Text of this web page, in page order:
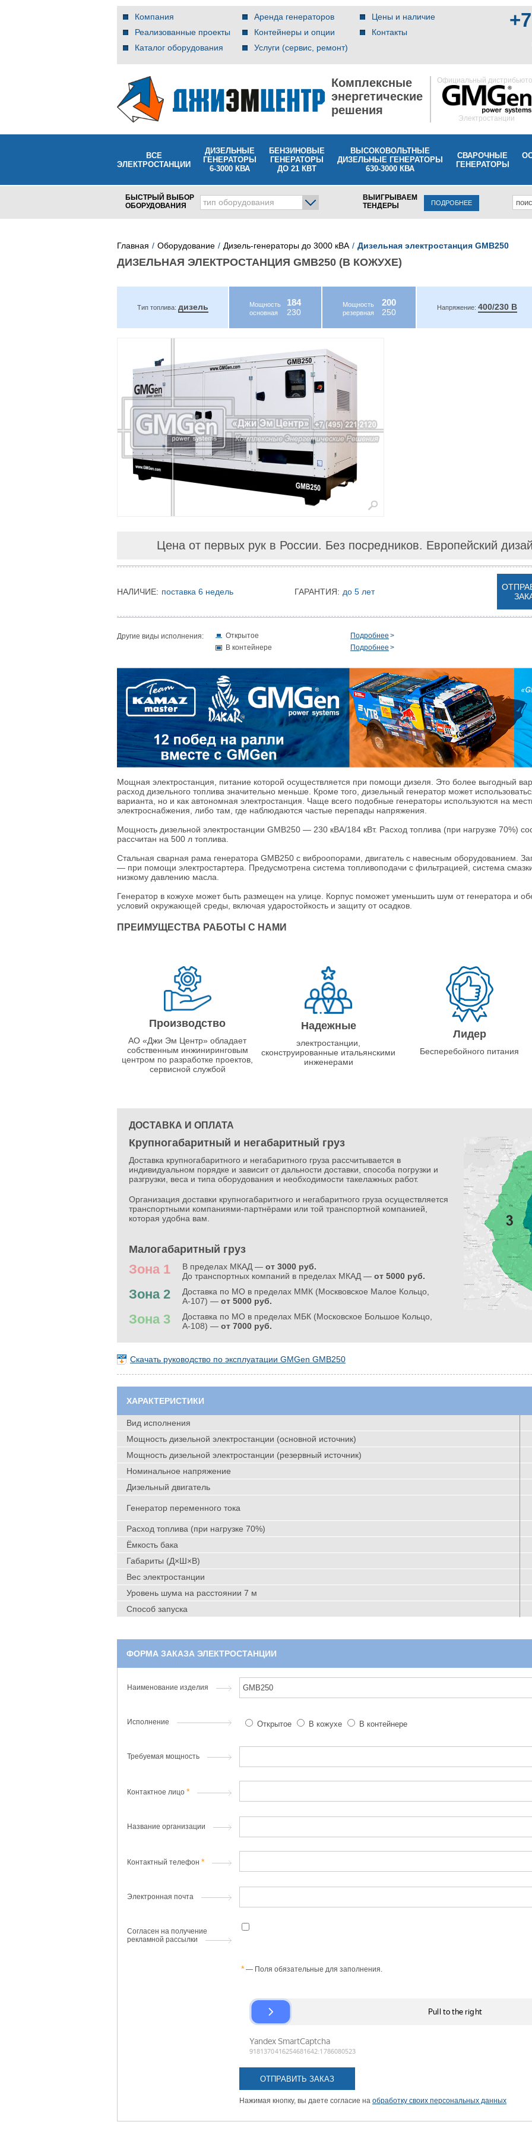
Компания
Реализованные проекты
Каталог оборудования
Аренда генераторов
Контейнеры и опции
Услуги (сервис, ремонт)
Цены и наличие
Контакты
Комплексные
энергетические
решения
Официальный
Электростанции
ВСЕ
ЭЛЕКТРОСТАНЦИИ
ДИЗЕЛЬНЫЕ
ГЕНЕРАТОРЫ
6-3000 КВА
БЕНЗИНОВЫЕ
ГЕНЕРАТОРЫ
ДО 21 КВТ
ВЫСОКОВОЛЬТНЫЕ
ДИЗЕЛЬНЫЕ ГЕНЕРАТОРЫ
630-3000 КВА
СВАРОЧНЫЕ
ГЕНЕРАТОРЫ
БЫСТРЫЙ ВЫБОР
ОБОРУДОВАНИЯ
тип оборудования
ВЫИГРЫВАЕМ
ТЕНДЕРЫ
ПОДРОБНЕЕ
Главная Оборудование Дизель-генераторы до 3000 кВА Дизельная электростанция GMB250
ДИЗЕЛЬНАЯ ЭЛЕКТРОСТАНЦИЯ GMB250 (В КОЖУХЕ)
Тип топлива: дизель
Мощность
основная
184
230
Мощность
резервная
200
250
Напряжение: 400/230 В
Цена от первых рук в России. Без посредников. Европейский
НАЛИЧИЕ: поставка 6 недель ГАРАНТИЯ: до 5 лет
Другие виды исполнения: Открытое
Подробнее
В контейнере
Подробнее
Мощная электростанция, питание которой осуществляется при помощи дизеля. Это более выгодный
расход дизельного топлива значительно меньше. Кроме того, дизельный генератор может
варианта, но и как автономная электростанция. Чаще всего подобные генераторы используются на
электроснабжения, либо там, где наблюдаются частые перепады напряжения.
Мощность дизельной электростанции GMB250 — 230 кВА/184 кВт. Расход топлива (при нагрузке 70%)
рассчитан на 500 л топлива.
Стальная сварная рама генератора GMB250 с виброопорами, двигатель с навесным оборудованием.
— при помощи электростартера. Предусмотрена система топливоподачи с фильтрацией, система
низкому давлению масла.
Генератор в кожухе может быть размещен на улице. Корпус поможет уменьшить шум от генератора и
условий окружающей среды, включая ударостойкость и защиту от осадков.
ПРЕИМУЩЕСТВА РАБОТЫ С НАМИ
Производство
АО «Джи Эм Центр» обладает
собственным инжиниринговым
центром по разработке проектов,
сервисной службой
Надежные
электростанции,
сконструированные итальянскими
инженерами
Лидер
Бесперебойного питания
ДОСТАВКА И ОПЛАТА
Крупногабаритный и негабаритный груз
Доставка крупногабаритного и негабаритного груза рассчитывается в
индивидуальном порядке и зависит от дальности доставки, способа погрузки и
разгрузки, веса и типа оборудования и необходимости такелажных работ.
Организация доставки крупногабаритного и негабаритного груза осуществляется
транспортными компаниями-партнёрами или той транспортной компанией,
которая удобна вам.
Малогабаритный груз
Зона 1 В пределах МКАД — от 3000 руб.
До транспортных компаний в пределах МКАД — от 5000 руб.
Зона 2
Доставка по МО в пределах ММК (Москвовское Малое Кольцо,
А-107) — от 5000 руб.
Зона 3
Доставка по МО в пределах МБК (Московское Большое Кольцо,
А-108) — от 7000 руб.
Скачать руководство по эксплуатации GMGen GMB250
ХАРАКТЕРИСТИКИ
Вид исполнения
Мощность дизельной электростанции (основной источник)
Мощность дизельной электростанции (резервный источник)
Номинальное напряжение
Дизельный двигатель
Генератор переменного тока
Расход топлива (при нагрузке 70%)
Ёмкость бака
Габариты (Д×Ш×В)
Вес электростанции
Уровень шума на расстоянии 7 м
Способ запуска
ФОРМА ЗАКАЗА ЭЛЕКТРОСТАНЦИИ
Наименование изделия
Исполнение Открытое В кожухе В контейнере
Требуемая мощность
Контактное лицо
Название организации
Контактный телефон
Электронная почта
Согласен на получение
рекламной рассылки
— Поля обязательные для заполнения.
Нажимая кнопку, вы даете согласие на обработку своих персональных данных